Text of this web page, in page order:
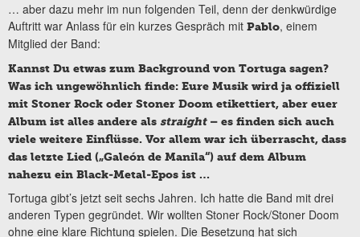
… aber dazu mehr im nun folgenden Teil, denn der denkwürdige
Auftritt war Anlass für ein kurzes Gespräch mit Pablo, einem
Mitglied der Band:
Kannst Du etwas zum Background von Tortuga sagen?
Was ich ungewöhnlich finde: Eure Musik wird ja offiziell
mit Stoner Rock oder Stoner Doom etikettiert, aber euer
Album ist alles andere als straight– es finden sich auch
viele weitere Einflüsse. Vor allem war ich überrascht, dass
das letzte Lied („Galeón de Manila“) auf dem Album
nahezu ein Black-Metal-Epos ist …
Tortuga gibt’s jetzt seit sechs Jahren. Ich hatte die Band mit drei
anderen Typen gegründet. Wir wollten Stoner Rock/Stoner Doom
ohne eine klare Richtung spielen. Die Besetzung hat sich